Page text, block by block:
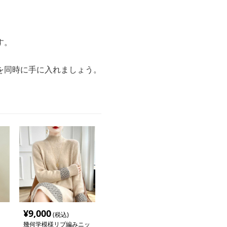
時に手に入れましょう。
¥9,000(税込)
幾何学模様リブ編みニッ